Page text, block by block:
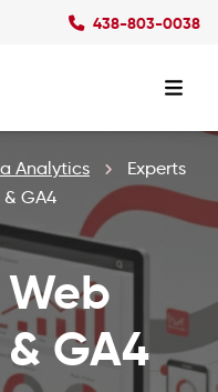
438-803-0038
Social Ads
Médias Sociaux
CultureRessourcesEN
Analytics
Experts
GA4
GA4